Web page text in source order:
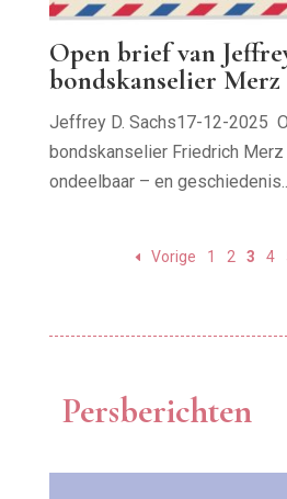
Open brief van
bondskanselier Merz
Jeffrey D. Sachs17-12-2025
bondskanselier Friedrich
ondeelbaar – en
Vorige 1 2 3 4
Persberichten